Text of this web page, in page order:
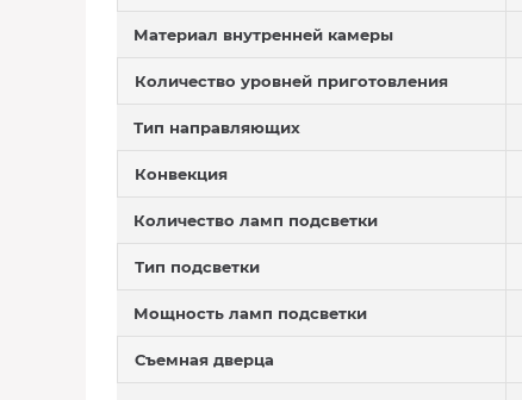
Материал внутренней камеры
Количество уровней приготовления
Тип направляющих
Конвекция
Количество ламп подсветки
Тип подсветки
Мощность ламп подсветки
Съемная дверца